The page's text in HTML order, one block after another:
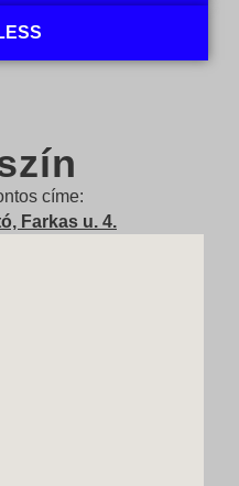
címe:
Farkas u. 4.